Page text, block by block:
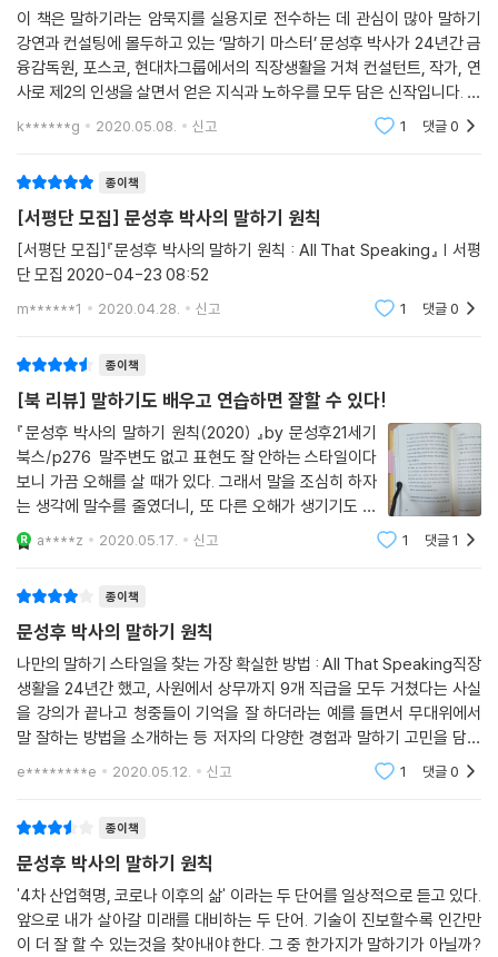
이 책은 말하기라는 암묵지를 실용지로 전수하는 데 관심이 많아 말하기
강연과 컨설팅에 몰두하고 있는 ‘말하기 마스터’ 문성후 박사가 24년간 금
융감독원, 포스코, 현대차그룹에서의 직장생활을 거쳐 컨설턴트, 작가, 연
사로 제2의 인생을 살면서 얻은 지식과 노하우를 모두 담은 신작입니다. 저
자는 말을 잘하려면 우선 가장 먼저 '기본 원칙'이 중요하다고 지적합니다.
즉 말뜻을
k******g 2020.05.08. 신고 1 댓글0
종이책
[서평단 모집] 문성후 박사의 말하기 원칙
[서평단 모집]『문성후 박사의 말하기 원칙 : All That Speaking』 | 서평
단 모집 2020-04-23 08:52
m******1 2020.04.28. 신고 1 댓글0
종이책
[북 리뷰] 말하기도 배우고 연습하면 잘할 수 있다!
『문성후 박사의 말하기 원칙(2020) 』by 문성후21세기
북스/p276 말주변도 없고 표현도 잘 안하는 스타일이다
보니 가끔 오해를 살 때가 있다. 그래서 말을 조심히 하자
는 생각에 말수를 줄였더니, 또 다른 오해가 생기기도 한
다. 말! 해도 문제, 안해도 문제라면 어떻게 해야 할까? 그
답의 조언을 구하고자 이 책을 읽게 되었다. 글을 쓰신 문
a****z 2020.05.17. 신고 1 댓글1
종이책
문성후 박사의 말하기 원칙
나만의 말하기 스타일을 찾는 가장 확실한 방법 : All That Speaking직장
생활을 24년간 했고, 사원에서 상무까지 9개 직급을 모두 거쳤다는 사실
을 강의가 끝나고 청중들이 기억을 잘 하더라는 예를 들면서 무대위에서
말 잘하는 방법을 소개하는 등 저자의 다양한 경험과 말하기 고민을 담고
있는 책 문성후 박사의 말하기 원칙. All That Speaking(말하기의 모든
e********e 2020.05.12. 신고 1 댓글0
종이책
문성후 박사의 말하기 원칙
'4차 산업혁명, 코로나 이후의 삶' 이라는 두 단어를 일상적으로 듣고 있다.
앞으로 내가 살아갈 미래를 대비하는 두 단어. 기술이 진보할수록 인간만
이 더 잘 할 수 있는것을 찾아내야 한다. 그 중 한가지가 말하기가 아닐까?